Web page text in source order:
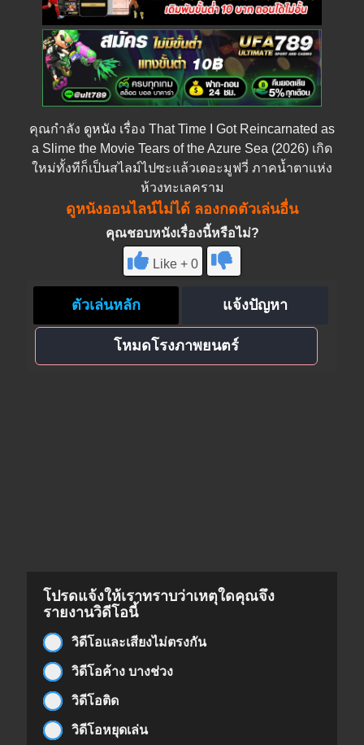
คุณกำลัง ดูหนัง เรื่อง That Time I Got Reincarnated as
a Slime the Movie Tears of the Azure Sea (2026) เกิด
ใหม่ทั้งทีก็เป็นสไลม์ไปซะแล้วเดอะมูฟวี่ ภาคน้ำตาแห่ง
ห้วงทะเลคราม
ดูหนังออนไลน์ไม่ได้ ลองกดตัวเล่นอื่น
คุณชอบหนังเรื่องนี้หรือไม่?
Like + 0
ตัวเล่นหลัก แจ้งปัญหา
โหมดโรงภาพยนตร์
โปรดแจ้งให้เราทราบว่าเหตุใดคุณจึง
รายงานวิดีโอนี้
วิดีโอและเสียงไม่ตรงกัน
วิดีโอค้าง บางช่วง
วิดีโอติด
วิดีโอหยุดเล่น